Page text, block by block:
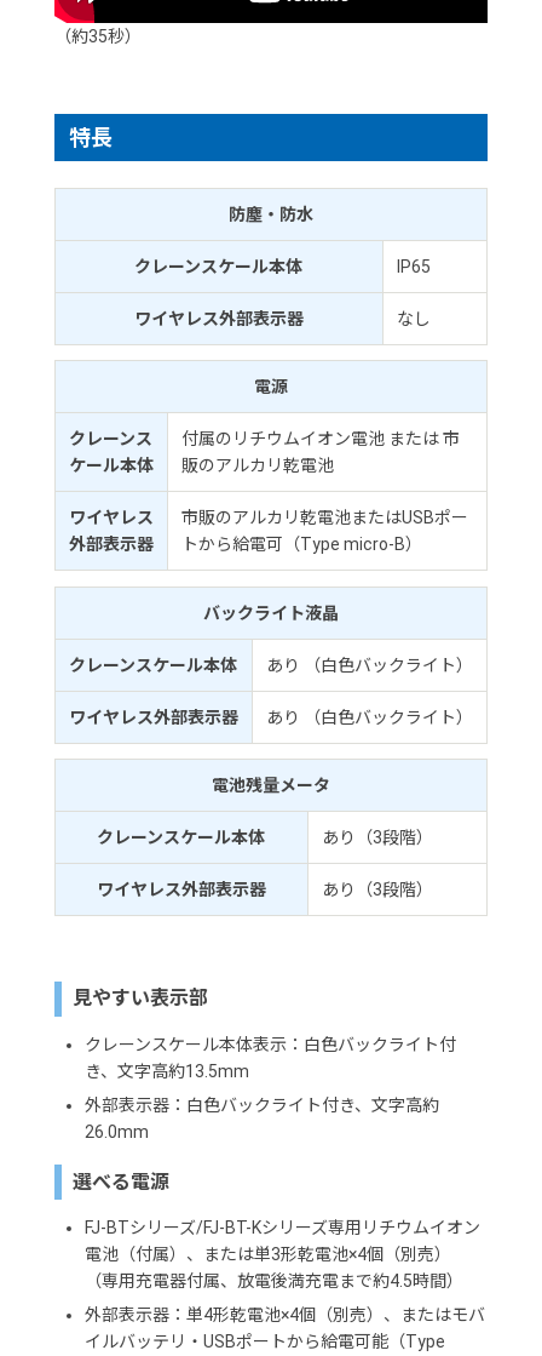
（約35秒）
特長
防塵・防水
クレーンスケール本体 IP65
ワイヤレス外部表示器 なし
電源
クレーンス
ケール本体
付属のリチウムイオン電池 または 市
販のアルカリ乾電池
ワイヤレス
外部表示器
市販のアルカリ乾電池またはUSBポー
トから給電可（Type micro-B）
バックライト液晶
クレーンスケール本体 あり （白色バックライト）
ワイヤレス外部表示器 あり （白色バックライト）
電池残量メータ
クレーンスケール本体 あり（3段階）
ワイヤレス外部表示器 あり（3段階）
見やすい表示部
クレーンスケール本体表示：白色バックライト付
き、文字高約13.5mm
外部表示器：白色バックライト付き、文字高約
26.0mm
選べる電源
FJ-BTシリーズ/FJ-BT-Kシリーズ専用リチウムイオン
電池（付属）、または単3形乾電池×4個（別売）
（専用充電器付属、放電後満充電まで約4.5時間）
外部表示器：単4形乾電池×4個（別売）、またはモバ
イルバッテリ・USBポートから給電可能（Type